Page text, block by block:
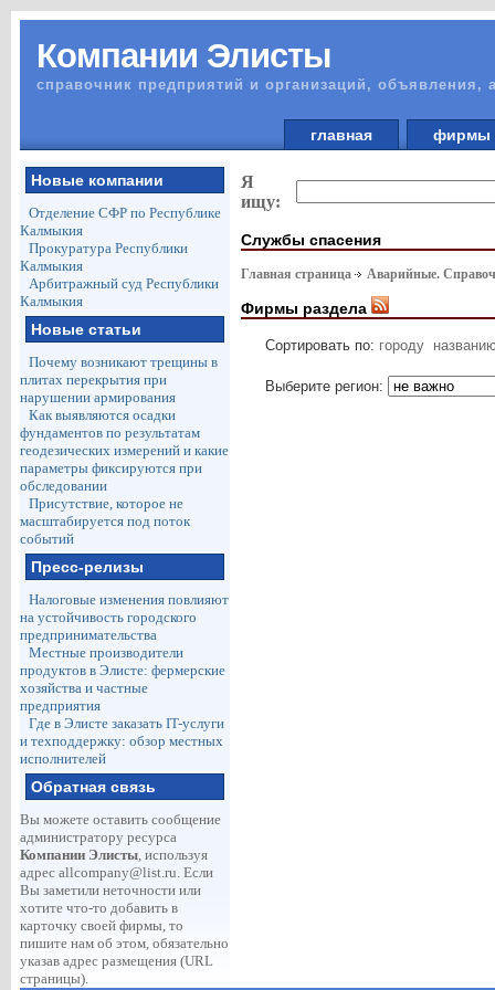
Компании Элисты
справочник предприятий и организаций, объявления,
главная
Новые компании
Отделение СФР по Республике
Калмыкия
Прокуратура Республики
Калмыкия
Арбитражный суд Республики
Калмыкия
Новые статьи
Почему возникают трещины в
плитах перекрытия при
нарушении армирования
Как выявляются осадки
фундаментов по результатам
геодезических измерений и какие
параметры фиксируются при
обследовании
Присутствие, которое не
масштабируется под поток
событий
Пресс-релизы
Налоговые изменения повлияют
на устойчивость городского
предпринимательства
Местные производители
продуктов в Элисте: фермерские
хозяйства и частные
предприятия
Где в Элисте заказать IT-услуги
и техподдержку: обзор местных
исполнителей
Обратная связь
Вы можете оставить сообщение
администратору ресурса
Компании Элисты, используя
адрес allcompany@list.ru. Если
Вы заметили неточности или
хотите что-то добавить в
карточку своей фирмы, то
пишите нам об этом, обязательно
указав адрес размещения (URL
страницы).
Я
ищу:
Службы спасения
Главная страница Аварийные.
Фирмы раздела
Сортировать по: городу
Выберите регион: